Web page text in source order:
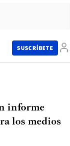
SUSCRÍBETE
informe
los medios